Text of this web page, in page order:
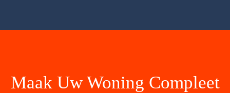
Maak Uw Woning Compleet